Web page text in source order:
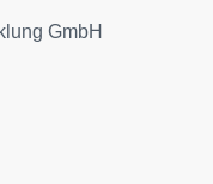
GmbH